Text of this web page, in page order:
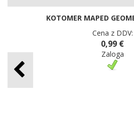
KOTOMER MAPED
Cena z DDV:
0,99 €
Zaloga